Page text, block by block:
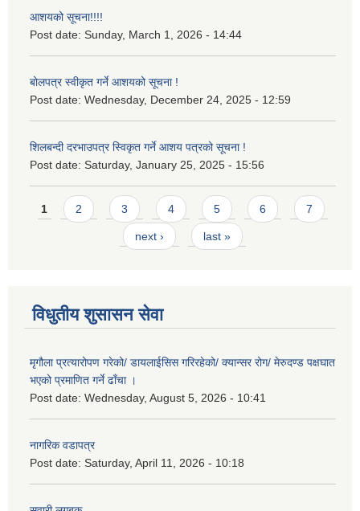
आशयको सूचना!!!!
Post date: Sunday, March 1, 2026 - 14:44
बोलपत्र स्वीकृत गर्ने आशयको सूचना !
Post date: Wednesday, December 24, 2025 - 12:59
शिलबन्दी दरभाउपत्र स्विकृत गर्ने आशय पत्रको सूचना !
Post date: Saturday, January 25, 2025 - 15:56
Pages
1 2 3 4 5 6 7
next › last »
विधुतीय शुसासन सेवा
मृगौला प्रत्यारोपण गरेको/ डायलाईसिस गरिरहेको/ क्यान्सर रोग/ मेरुदण्ड पक्षघात
भएको प्रमाणित गर्ने ढाँचा ।
Post date: Wednesday, August 5, 2026 - 10:41
नागरिक वडापत्र
Post date: Saturday, April 11, 2026 - 10:18